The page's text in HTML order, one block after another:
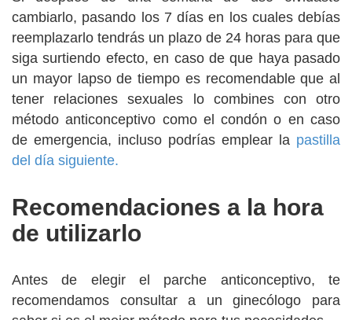
cambiarlo, pasando los 7 días en los cuales debías
reemplazarlo tendrás un plazo de 24 horas para que
siga surtiendo efecto, en caso de que haya pasado
un mayor lapso de tiempo es recomendable que al
tener relaciones sexuales lo combines con otro
método anticonceptivo como el condón o en caso
de emergencia, incluso podrías emplear la pastilla
del día siguiente.
Recomendaciones a la hora
de utilizarlo
Antes de elegir el parche anticonceptivo, te
recomendamos consultar a un ginecólogo para